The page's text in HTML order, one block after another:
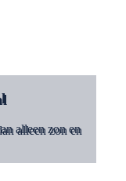
alleen zon en